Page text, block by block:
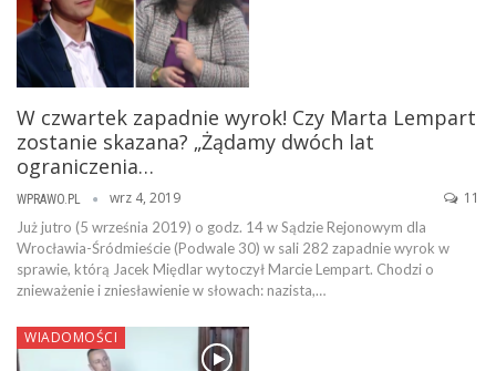
W czwartek zapadnie wyrok! Czy Marta Lempart
zostanie skazana? „Żądamy dwóch lat
ograniczenia…
WPRAWO.PL wrz 4, 2019 11
Już jutro (5 września 2019) o godz. 14 w Sądzie Rejonowym dla
Wrocławia-Śródmieście (Podwale 30) w sali 282 zapadnie wyrok w
sprawie, którą Jacek Międlar wytoczył Marcie Lempart. Chodzi o
znieważenie i zniesławienie w słowach: nazista,…
WIADOMOŚCI